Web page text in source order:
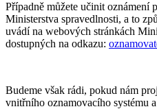
Případně můžete učinit oznámení
Ministerstva spravedlnosti, a to
uvádí na webových stránkách
dostupných na odkazu:
Budeme však rádi, pokud nám
vnitřního oznamovacího systému